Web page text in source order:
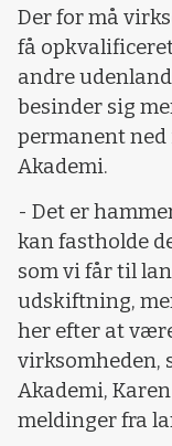
Der for må
få
andre
besinder sig
permanent ned
Akademi.
- Det er
kan fastholde
som vi får til
udskiftning,
her efter at
virksomheden,
Akademi,
meldinger fra